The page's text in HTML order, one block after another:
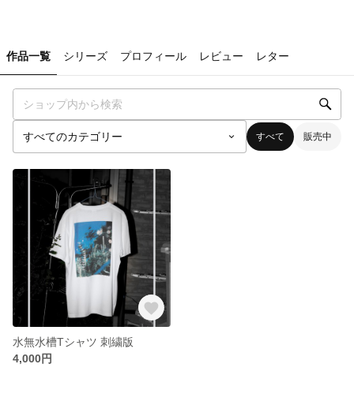
作品一覧 シリーズ プロフィール レビュー レター
すべて 販売中
水無水槽Tシャツ 刺繍版
4,000円